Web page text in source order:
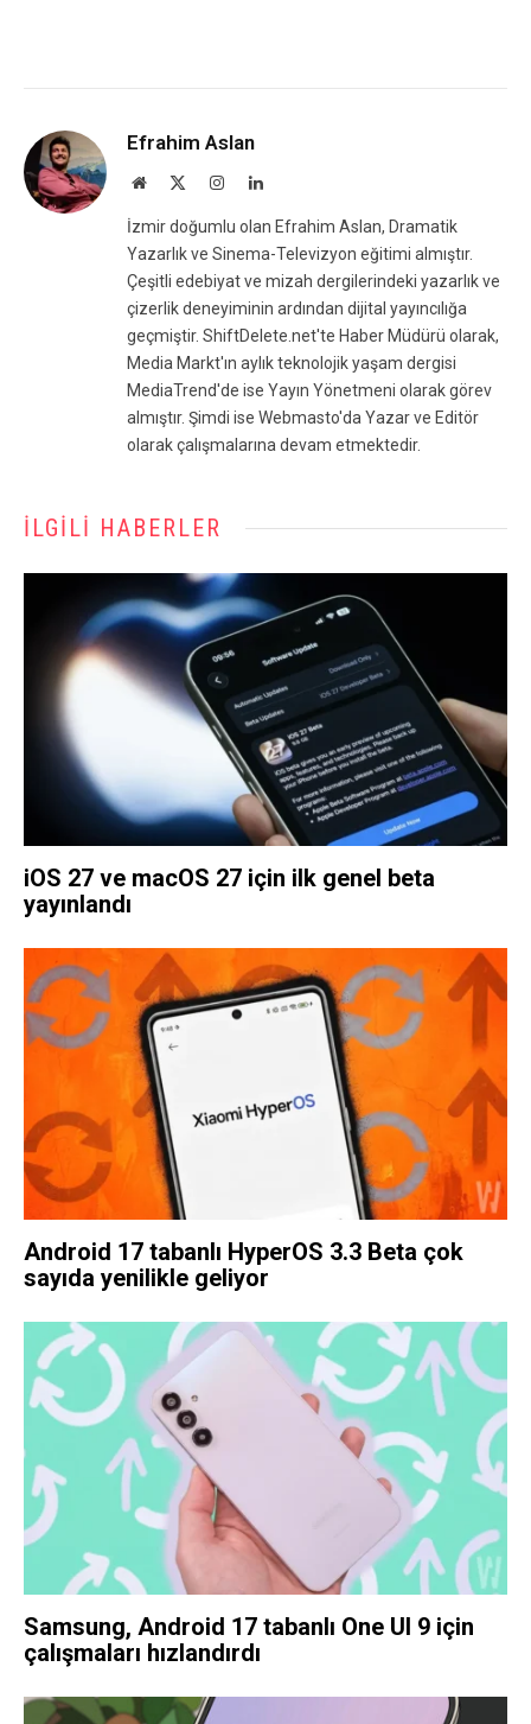
Efrahim Aslan
Website InstagramLinkedIn
İzmir doğumlu olan Efrahim Aslan, Dramatik
Yazarlık ve Sinema-Televizyon eğitimi almıştır.
Çeşitli edebiyat ve mizah dergilerindeki yazarlık ve
çizerlik deneyiminin ardından dijital yayıncılığa
geçmiştir. ShiftDelete.net'te Haber Müdürü olarak,
Media Markt'ın aylık teknolojik yaşam dergisi
MediaTrend'de ise Yayın Yönetmeni olarak görev
almıştır. Şimdi ise Webmasto'da Yazar ve Editör
olarak çalışmalarına devam etmektedir.
İLGILI HABERLER
iOS 27 ve macOS 27 için ilk genel beta
yayınlandı
Android 17 tabanlı HyperOS 3.3 Beta çok
sayıda yenilikle geliyor
Samsung, Android 17 tabanlı One UI 9 için
çalışmaları hızlandırdı